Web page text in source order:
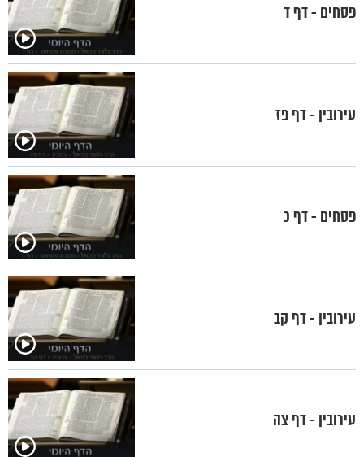
פסחים - דף ד
עירובין - דף פז
פסחים - דף כ
עירובין - דף קב
עירובין - דף צה